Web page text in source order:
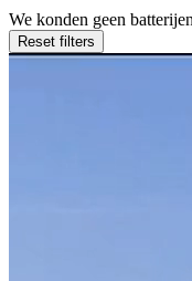
We konden geen
Reset filters